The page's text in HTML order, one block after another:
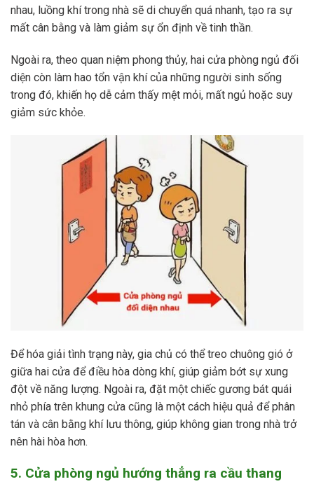
nhau, luồng khí trong nhà sẽ di chuyển quá nhanh, tạo ra sự
mất cân bằng và làm giảm sự ổn định về tinh thần.
Ngoài ra, theo quan niệm phong thủy, hai cửa phòng ngủ đối
diện còn làm hao tổn vận khí của những người sinh sống
trong đó, khiến họ dễ cảm thấy mệt mỏi, mất ngủ hoặc suy
giảm sức khỏe.
Để hóa giải tình trạng này, gia chủ có thể treo chuông gió ở
giữa hai cửa để điều hòa dòng khí, giúp giảm bớt sự xung
đột về năng lượng. Ngoài ra, đặt một chiếc gương bát quái
nhỏ phía trên khung cửa cũng là một cách hiệu quả để phân
tán và cân bằng khí lưu thông, giúp không gian trong nhà trở
nên hài hòa hơn.
5. Cửa phòng ngủ hướng thẳng ra cầu thang